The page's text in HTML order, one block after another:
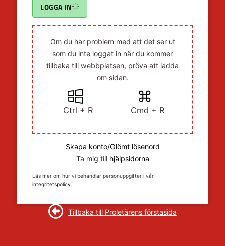
LOGGA IN
Om du har problem med att det ser ut
som du inte loggat in när du kommer
tillbaka till webbplatsen, pröva att ladda
om sidan.
Ctrl + R Cmd + R
Skapa konto/Glömt lösenord
Ta mig till hjälpsidorna
Läs mer om hur vi behandlar personuppgifter i vår
integritetspolicy.
Tillbaka till Proletärens förstasida